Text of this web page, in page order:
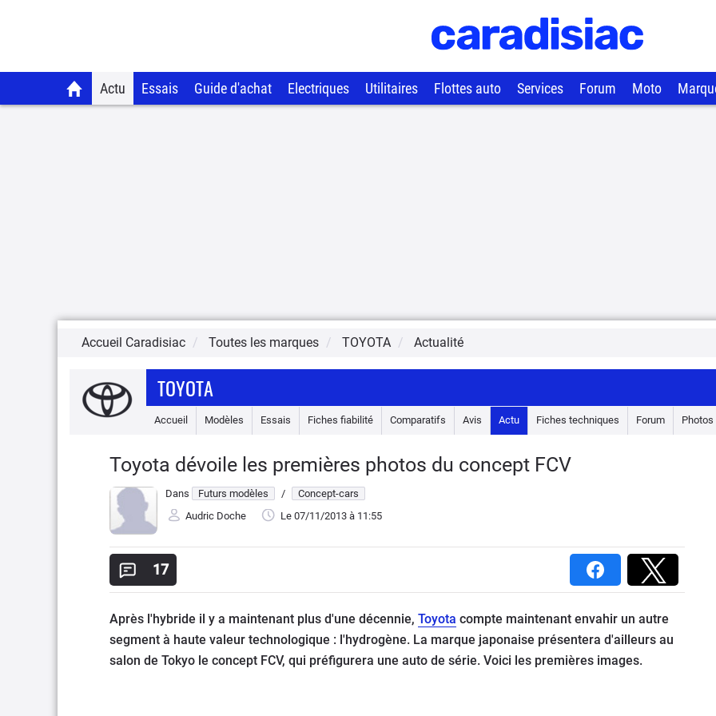
Actu Essais Guide d'achat Electriques Utilitaires Flottes auto Services Forum Moto
Accueil Caradisiac Toutes les marques TOYOTA Actualité
TOYOTA
Accueil Modèles Essais Fiches fiabilité Comparatifs Avis Actu Fiches techniques Forum Photos
Toyota dévoile les premières photos du concept FCV
Dans Futurs modèles /
Concept-cars
Audric Doche
Le 07/11/2013 à 11:55
17
Après l'hybride il y a maintenant plus d'une décennie, Toyota compte maintenant envahir un autre
segment à haute valeur technologique : l'hydrogène. La marque japonaise présentera d'ailleurs au
salon de Tokyo le concept FCV, qui préfigurera une auto de série. Voici les premières images.